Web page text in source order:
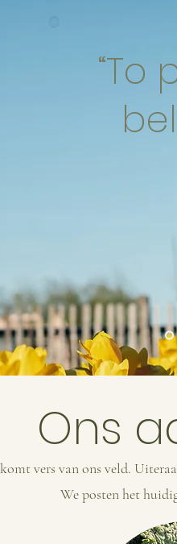
“To
Ons
vers van ons veld.
We posten het